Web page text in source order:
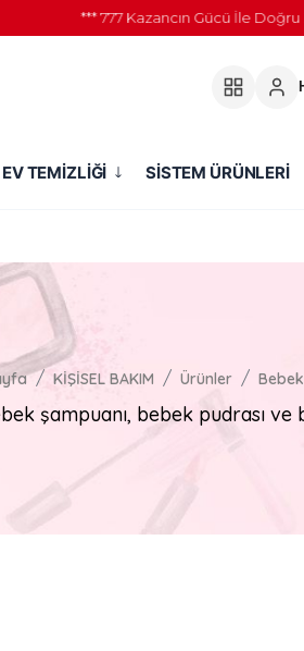
*** 777 Kazancın Gücü İle Doğru
EV TEMİZLİĞİ SİSTEM ÜRÜNLERİ
KİŞİSEL BAKIM Ürünler
şampuanı, bebek pudrası ve